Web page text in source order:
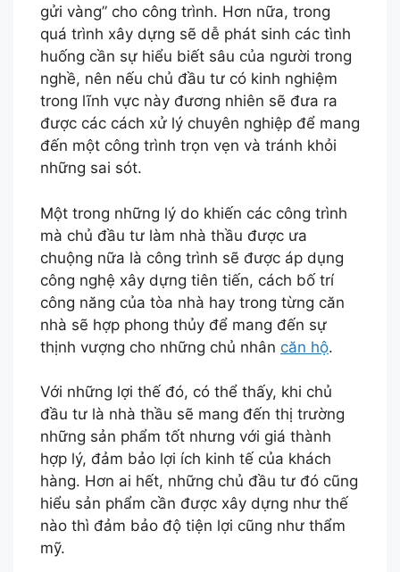
gửi vàng” cho công trình. Hơn nữa, trong
quá trình xây dựng sẽ dễ phát sinh các tình
huống cần sự hiểu biết sâu của người trong
nghề, nên nếu chủ đầu tư có kinh nghiệm
trong lĩnh vực này đương nhiên sẽ đưa ra
được các cách xử lý chuyên nghiệp để mang
đến một công trình trọn vẹn và tránh khỏi
những sai sót.
Một trong những lý do khiến các công trình
mà chủ đầu tư làm nhà thầu được ưa
chuộng nữa là công trình sẽ được áp dụng
công nghệ xây dựng tiên tiến, cách bố trí
công năng của tòa nhà hay trong từng căn
nhà sẽ hợp phong thủy để mang đến sự
thịnh vượng cho những chủ nhân căn hộ.
Với những lợi thế đó, có thể thấy, khi chủ
đầu tư là nhà thầu sẽ mang đến thị trường
những sản phẩm tốt nhưng với giá thành
hợp lý, đảm bảo lợi ích kinh tế của khách
hàng. Hơn ai hết, những chủ đầu tư đó cũng
hiểu sản phẩm cần được xây dựng như thế
nào thì đảm bảo độ tiện lợi cũng như thẩm
mỹ.